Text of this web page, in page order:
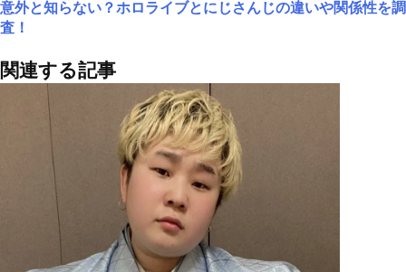
意外と知らない？ホロライブとにじさんじの違いや関係性を調
査！
関連する記事